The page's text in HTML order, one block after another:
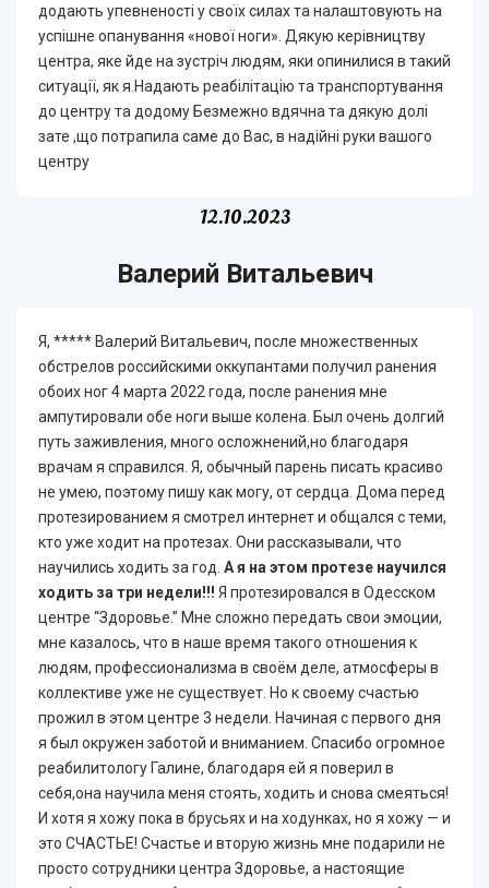
додають упевненості у своїх силах та налаштовують на
успішне опанування «нової ноги». Дякую керівництву
центра, яке йде на зустріч людям, яки опинилися в такий
ситуації, як я.Надають реабілітацію та транспортування
до центру та додому Безмежно вдячна та дякую долі
зате ,що потрапила саме до Вас, в надійні руки вашого
центру
12.10.2023
Валерий Витальевич
Я, ***** Валерий Витальевич, после множественных
обстрелов российскими оккупантами получил ранения
обоих ног 4 марта 2022 года, после ранения мне
ампутировали обе ноги выше колена. Был очень долгий
путь заживления, много осложнений,но благодаря
врачам я справился. Я, обычный парень писать красиво
не умею, поэтому пишу как могу, от сердца. Дома перед
протезированием я смотрел интернет и общался с теми,
кто уже ходит на протезах. Они рассказывали, что
научились ходить за год. А я на этом протезе научился
ходить за три недели!!! Я протезировался в Одесском
центре “Здоровье.” Мне сложно передать свои эмоции,
мне казалось, что в наше время такого отношения к
людям, профессионализма в своём деле, атмосферы в
коллективе уже не существует. Но к своему счастью
прожил в этом центре 3 недели. Начиная с первого дня
я был окружен заботой и вниманием. Спасибо огромное
реабилитологу Галине, благодаря ей я поверил в
себя,она научила меня стоять, ходить и снова смеяться!
И хотя я хожу пока в брусьях и на ходунках, но я хожу — и
это СЧАСТЬЕ! Счастье и вторую жизнь мне подарили не
просто сотрудники центра Здоровье, а настоящие